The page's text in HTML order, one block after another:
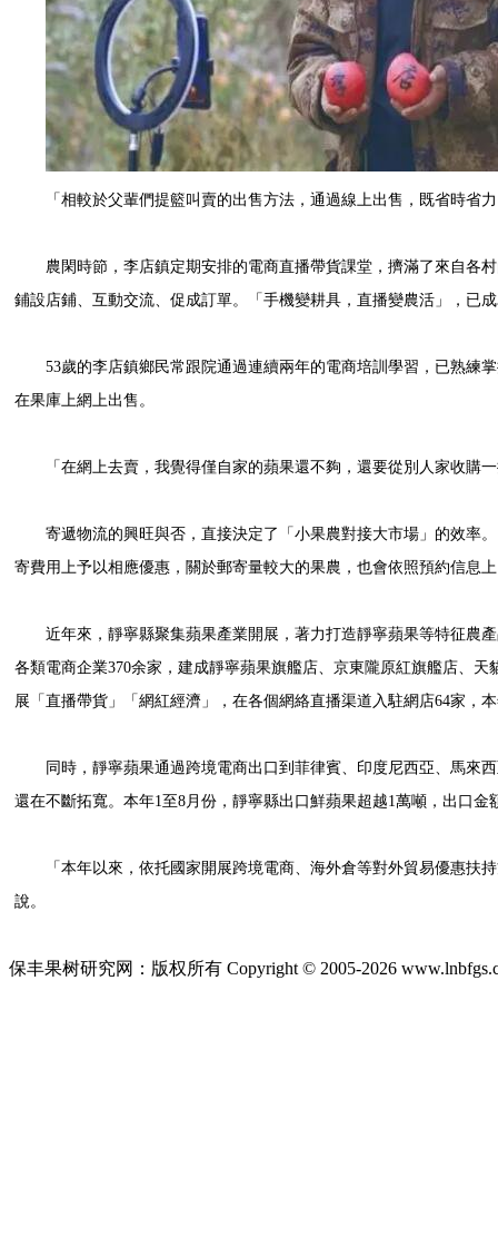
「相較於父輩們提籃叫賣的出售方法，通過線上出售，既省時省力
農閑時節，李店鎮定期安排的電商直播帶貨課堂，擠滿了來自各村
鋪設店鋪、互動交流、促成訂單。「手機變耕具，直播變農活」，已
53歲的李店鎮鄉民常跟院通過連續兩年的電商培訓學習，已熟練掌
在果庫上網上出售。
「在網上去賣，我覺得僅自家的蘋果還不夠，還要從別人家收購一
寄遞物流的興旺與否，直接決定了「小果農對接大市場」的效率。
寄費用上予以相應優惠，關於郵寄量較大的果農，也會依照預約信息
近年來，靜寧縣聚集蘋果產業開展，著力打造靜寧蘋果等特征農產
各類電商企業370余家，建成靜寧蘋果旗艦店、京東隴原紅旗艦店、
展「直播帶貨」「網紅經濟」，在各個網絡直播渠道入駐網店64家，
同時，靜寧蘋果通過跨境電商出口到菲律賓、印度尼西亞、馬來西
還在不斷拓寬。本年1至8月份，靜寧縣出口鮮蘋果超越1萬噸，出口
「本年以來，依托國家開展跨境電商、海外倉等對外貿易優惠扶持
說。
保丰果树研究网：版权所有 Copyright © 2005-2026